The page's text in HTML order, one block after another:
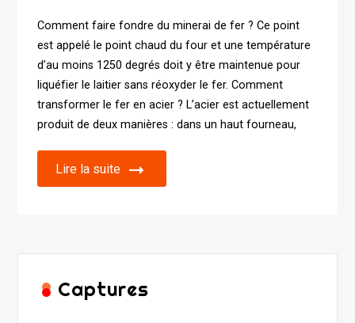
Comment faire fondre du minerai de fer ? Ce point
est appelé le point chaud du four et une température
d’au moins 1250 degrés doit y être maintenue pour
liquéfier le laitier sans réoxyder le fer. Comment
transformer le fer en acier ? L’acier est actuellement
produit de deux manières : dans un haut fourneau,
Lire la suite
Captures